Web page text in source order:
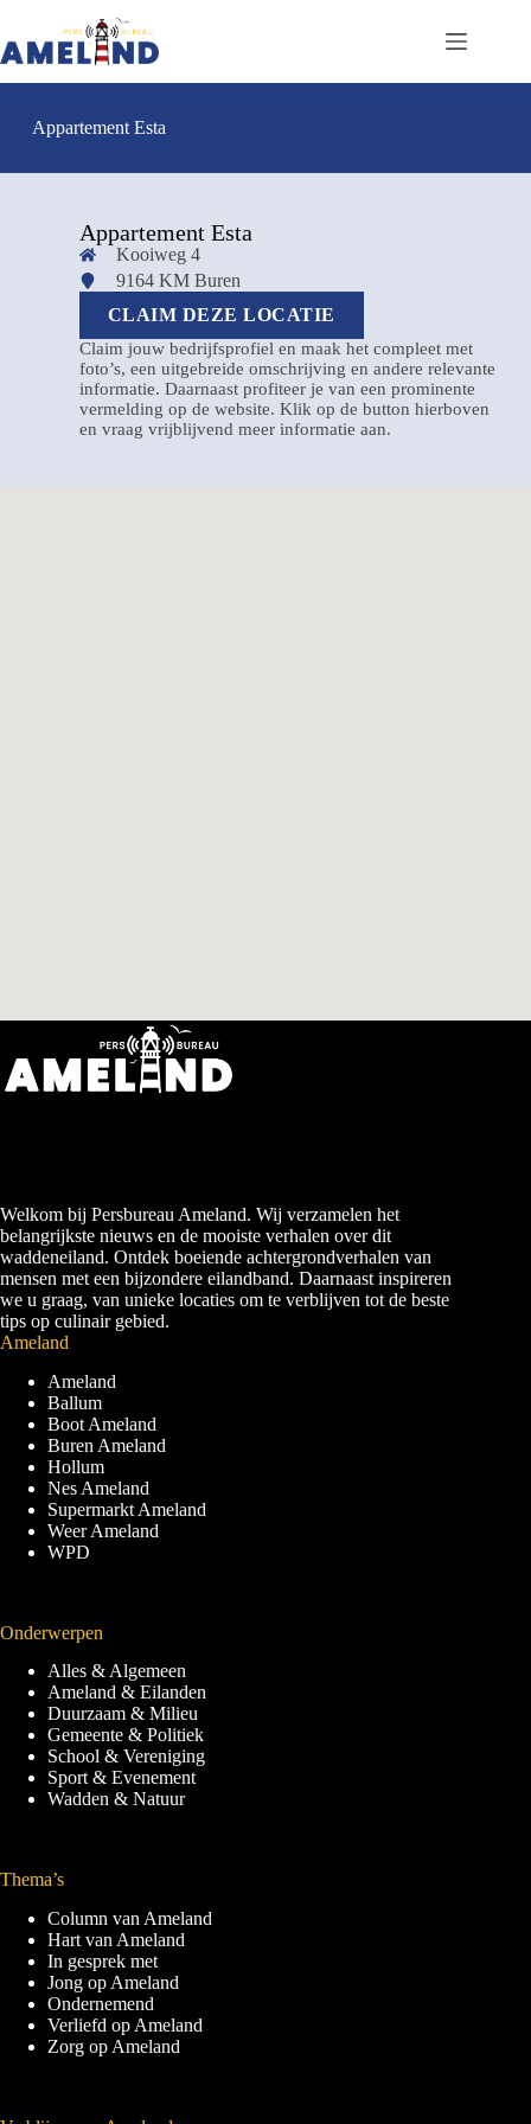
Appartement Esta
Appartement Esta
Kooiweg 4
9164 KM Buren
CLAIM DEZE LOCATIE
Claim jouw bedrijfsprofiel en maak het compleet met
foto’s, een uitgebreide omschrijving en andere relevante
informatie. Daarnaast profiteer je van een prominente
vermelding op de website. Klik op de button hierboven
en vraag vrijblijvend meer informatie aan.
Welkom bij Persbureau Ameland. Wij verzamelen het
belangrijkste nieuws en de mooiste verhalen over dit
waddeneiland. Ontdek boeiende achtergrondverhalen van
mensen met een bijzondere eilandband. Daarnaast inspireren
we u graag, van unieke locaties om te verblijven tot de beste
tips op culinair gebied.
Ameland
Ameland
Ballum
Boot Ameland
Buren Ameland
Hollum
Nes Ameland
Supermarkt Ameland
Weer Ameland
WPD
Onderwerpen
Alles & Algemeen
Ameland & Eilanden
Duurzaam & Milieu
Gemeente & Politiek
School & Vereniging
Sport & Evenement
Wadden & Natuur
Thema’s
Column van Ameland
Hart van Ameland
In gesprek met
Jong op Ameland
Ondernemend
Verliefd op Ameland
Zorg op Ameland